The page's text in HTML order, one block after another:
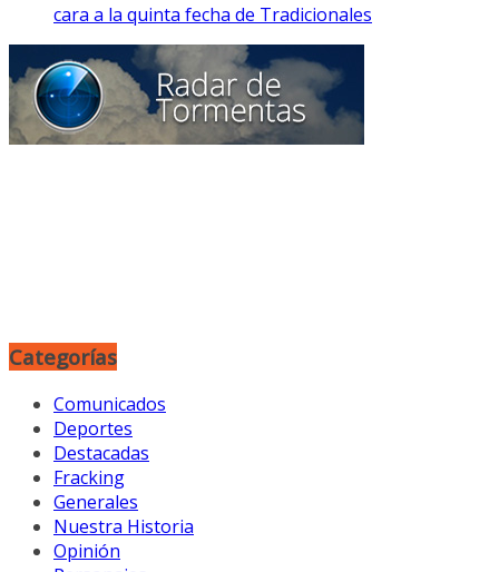
cara a la quinta fecha de Tradicionales
Categorías
Comunicados
Deportes
Destacadas
Fracking
Generales
Nuestra Historia
Opinión